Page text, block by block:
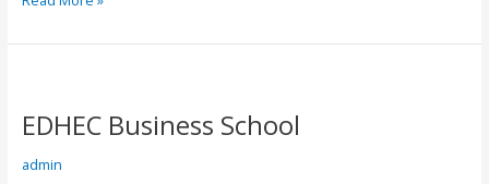
EDHEC Business School
admin
School